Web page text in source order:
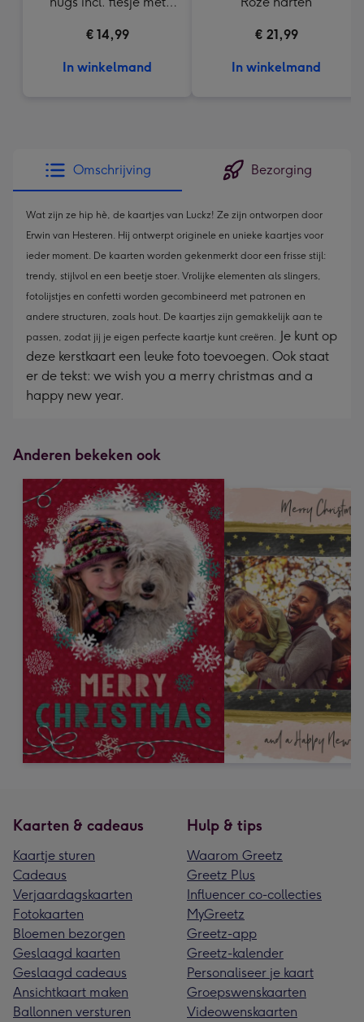
€ 14,99
In winkelmand
€ 21,99
In winkelmand
Omschrijving Bezorging
Wat zijn ze hip hè, de kaartjes van Luckz! Ze zijn ontworpen door
Erwin van Hesteren. Hij ontwerpt originele en unieke kaartjes voor
ieder moment. De kaarten worden gekenmerkt door een frisse stijl:
trendy, stijlvol en een beetje stoer. Vrolijke elementen als slingers,
fotolijstjes en confetti worden gecombineerd met patronen en
andere structuren, zoals hout. De kaartjes zijn gemakkelijk aan te
passen, zodat jij je eigen perfecte kaartje kunt creëren. Je kunt op
deze kerstkaart een leuke foto toevoegen. Ook staat
er de tekst: we wish you a merry christmas and a
happy new year.
Anderen bekeken ook
Kaarten & cadeaus
Kaartje sturen
Cadeaus
Verjaardagskaarten
Fotokaarten
Bloemen bezorgen
Geslaagd kaarten
Geslaagd cadeaus
Ansichtkaart maken
Ballonnen versturen
Hulp & tips
Waarom Greetz
Greetz Plus
Influencer co-collecties
MyGreetz
Greetz-app
Greetz-kalender
Personaliseer je kaart
Groepswenskaarten
Videowenskaarten